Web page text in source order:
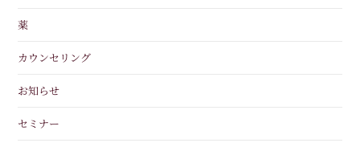
薬
カウンセリング
お知らせ
セミナー